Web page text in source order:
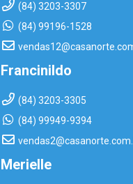
(84) 3203-3307
(84) 99196-1528
Francinildo
(84) 3203-3305
(84) 99949-9394
Merielle